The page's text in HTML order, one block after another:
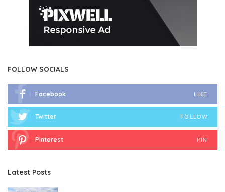
FOLLOW SOCIALS
Facebook LIKE
Twitter FOLLOW
Pinterest PIN
Latest Posts